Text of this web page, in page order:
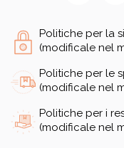
Politiche per la
(modificale nel
Politiche per le
(modificale nel
Politiche per i
(modificale nel